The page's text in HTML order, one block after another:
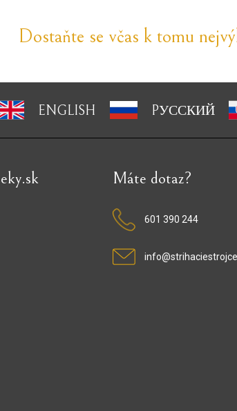
Dostaňte se včas k tomu
ENGLISH PУССКИЙ
Máte dotaz?
601 390 244